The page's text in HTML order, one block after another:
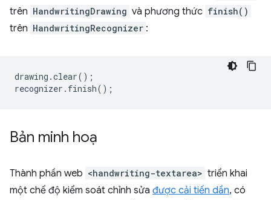
trên HandwritingDrawing và phương thức finish()
trên HandwritingRecognizer :
drawing .clear();
recognizer . finish();
Bản minh hoạ
Thành phần web <handwriting-textarea> triển khai
một chế độ kiểm soát chỉnh sửa được cải tiến dần, có